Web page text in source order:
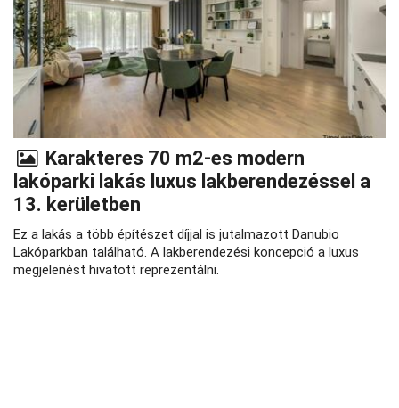
Karakteres 70 m2-es modern
lakóparki lakás luxus lakberendezéssel a
13. kerületben
Ez a lakás a több építészet díjjal is jutalmazott Danubio
Lakóparkban található. A lakberendezési koncepció a luxus
megjelenést hivatott reprezentálni.